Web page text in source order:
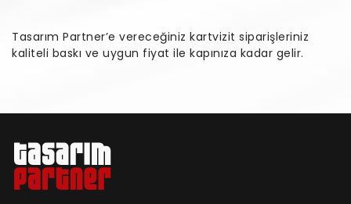
Tasarım Partner’e vereceğiniz kartvizit siparişleriniz
kaliteli baskı ve uygun fiyat ile kapınıza kadar gelir.